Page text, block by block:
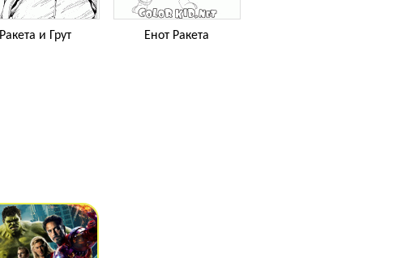
Ракета и Грут Енот Ракета